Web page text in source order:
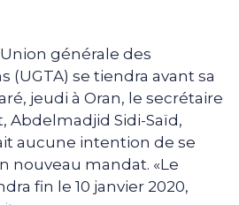
générale des
(UGTA) se tiendra avant sa
jeudi à Oran, le secrétaire
Abdelmadjid Sidi-Saïd,
aucune intention de se
nouveau mandat. «Le
fin le 10 janvier 2020,